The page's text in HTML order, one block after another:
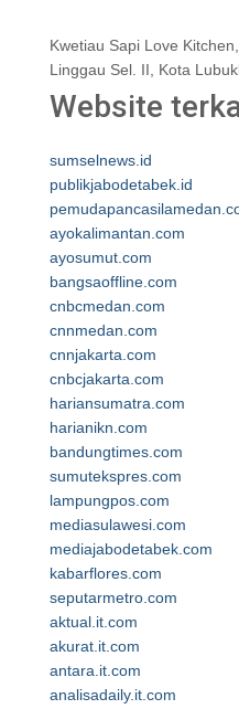
Kwetiau Sapi Love
Linggau Sel. II, Kota
Website
sumselnews.id
publikjabodetabek.id
ayokalimantan.com
ayosumut.com
bangsaoffline.com
cnbcmedan.com
cnnmedan.com
cnnjakarta.com
cnbcjakarta.com
hariansumatra.com
harianikn.com
bandungtimes.com
sumutekspres.com
lampungpos.com
mediasulawesi.com
mediajabodetabek.com
kabarflores.com
seputarmetro.com
aktual.it.com
akurat.it.com
antara.it.com
analisadaily.it.com